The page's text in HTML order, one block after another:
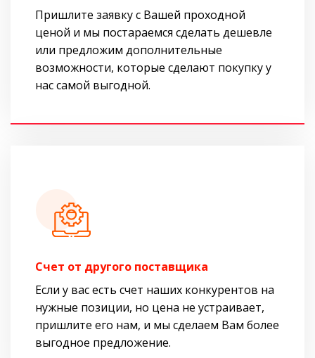
Пришлите заявку с Вашей проходной
ценой и мы постараемся сделать дешевле
или предложим дополнительные
возможности, которые сделают покупку у
нас самой выгодной.
Cчет от другого поставщика
Если у вас есть счет наших конкурентов на
нужные позиции, но цена не устраивает,
пришлите его нам, и мы сделаем Вам более
выгодное предложение.